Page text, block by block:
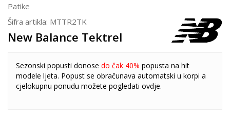
Patike
Šifra artikla: MTTR2TK
New Balance Tektrel
Sezonski popusti donose do čak 40% popusta na hit
modele ljeta. Popust se obračunava automatski u korpi a
cjelokupnu ponudu možete pogledati ovdje.